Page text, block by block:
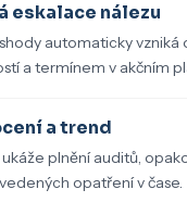
eskalace nálezu
automaticky vzniká
a termínem v akčním
a trend
plnění auditů,
opatření v čase.